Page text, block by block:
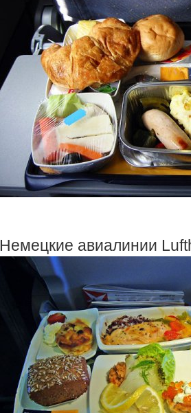
Немецкие авиалинии